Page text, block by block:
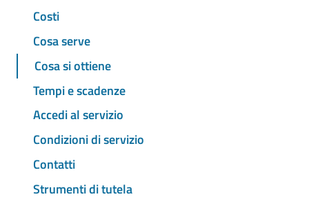
Costi
Cosa serve
Cosa si ottiene
Tempi e scadenze
Accedi al servizio
Condizioni di servizio
Contatti
Strumenti di tutela